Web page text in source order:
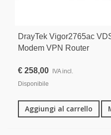
DrayTek Vigor2765ac
Modem VPN Router
€ 258,00
IVA incl.
Disponibile
Aggiungi al carrello